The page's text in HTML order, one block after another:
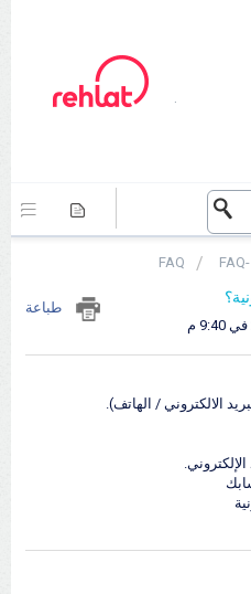
FAQ
طباعة
الالكتروني / الهاتف).